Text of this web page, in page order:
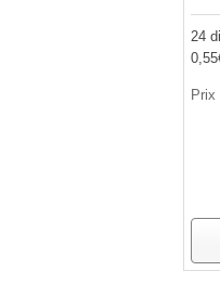
24
Prix